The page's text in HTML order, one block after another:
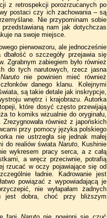
z retrospekcji porozrzucanych po
postaci czy ich zachowania – są
Nie przypominam sobie
nam jak dotychczas
na swoje miejsce.
pierwowzoru, ale jednocześnie
o szczegóły przejawia się
Zgrabnym zabiegiem było również
do tych narutowych, rzecz jasna
Naruto nie powinien mieć również
danego klanu. Kolejnymi
są takie detale jak inskrypcje,
wnętrz i krajobrazu. Autorka
które dosyć często przewijają
to komiks wizualnie do oryginału,
również z japońskich
przy pomocy języka polskiego
nie ustrzegła się jednak małej
do realiów świata Naruto, Kushinie
wykresem pracy serca, a z całą
a wręcz przeciwnie, potrafią
rzucać w oczy pojawiające się od
ładnie. Kadrowanie jest
powiązać z wypowiadającą je
nie wyłapałam żadnych
jest dobra, choć przy bliższym